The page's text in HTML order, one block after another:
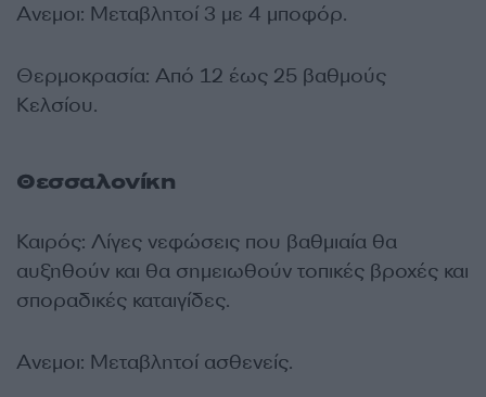
Ανεμοι: Μεταβλητοί 3 με 4 μποφόρ.
Θερμοκρασία: Από 12 έως 25 βαθμούς
Κελσίου.
Θεσσαλονίκη
Καιρός: Λίγες νεφώσεις που βαθμιαία θα
αυξηθούν και θα σημειωθούν τοπικές βροχές και
σποραδικές καταιγίδες.
Ανεμοι: Μεταβλητοί ασθενείς.